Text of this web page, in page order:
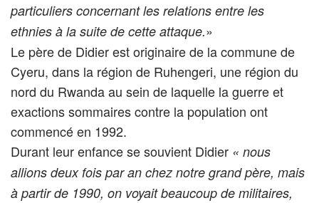
particuliers concernant les relations entre les
ethnies à la suite de cette attaque.»
Le père de Didier est originaire de la commune de
Cyeru, dans la région de Ruhengeri, une région du
nord du Rwanda au sein de laquelle la guerre et
exactions sommaires contre la population ont
commencé en 1992.
Durant leur enfance se souvient Didier « nous
allions deux fois par an chez notre grand père, mais
à partir de 1990, on voyait beaucoup de militaires,